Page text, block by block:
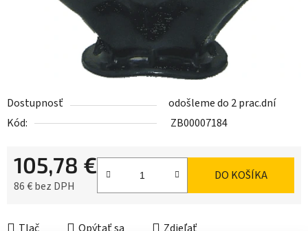
Dostupnosť
odošleme do 2 prac.dní
Kód:
ZB00007184
105,78 €
86 € bez DPH
DO KOŠÍKA